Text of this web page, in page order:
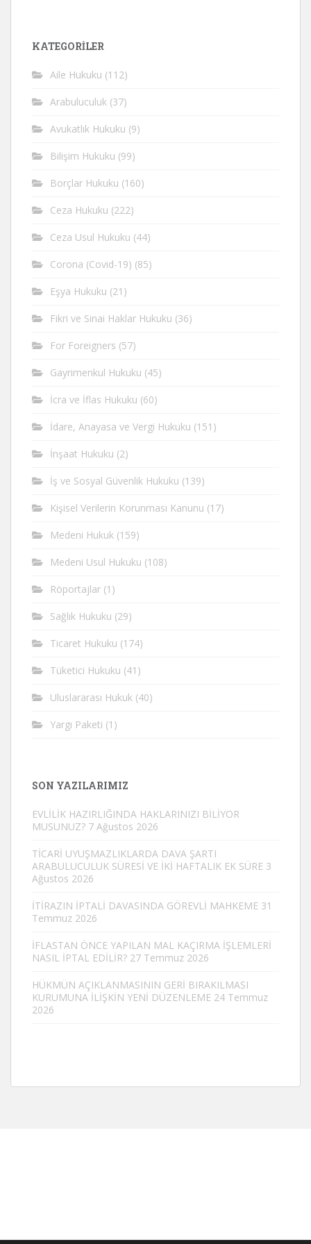
KATEGORİLER
Aile Hukuku (112)
Arabuluculuk (37)
Avukatlık Hukuku (9)
Bilişim Hukuku (99)
Borçlar Hukuku (160)
Ceza Hukuku (222)
Ceza Usul Hukuku (44)
Corona (Covid-19) (85)
Eşya Hukuku (21)
Fikri ve Sinai Haklar Hukuku (36)
For Foreigners (57)
Gayrimenkul Hukuku (45)
İcra ve İflas Hukuku (60)
İdare, Anayasa ve Vergi Hukuku (151)
İnşaat Hukuku (2)
İş ve Sosyal Güvenlik Hukuku (139)
Kişisel Verilerin Korunması Kanunu (17)
Medeni Hukuk (159)
Medeni Usul Hukuku (108)
Röportajlar (1)
Sağlık Hukuku (29)
Ticaret Hukuku (174)
Tüketici Hukuku (41)
Uluslararası Hukuk (40)
Yargı Paketi (1)
SON YAZILARIMIZ
EVLİLİK HAZIRLIĞINDA HAKLARINIZI BİLİYOR
MUSUNUZ? 7 Ağustos 2026
TİCARİ UYUŞMAZLIKLARDA DAVA ŞARTI
ARABULUCULUK SÜRESİ VE İKİ HAFTALIK EK SÜRE 3
Ağustos 2026
İTİRAZIN İPTALİ DAVASINDA GÖREVLİ MAHKEME 31
Temmuz 2026
İFLASTAN ÖNCE YAPILAN MAL KAÇIRMA İŞLEMLERİ
NASIL İPTAL EDİLİR? 27 Temmuz 2026
HÜKMÜN AÇIKLANMASININ GERİ BIRAKILMASI
KURUMUNA İLİŞKİN YENİ DÜZENLEME 24 Temmuz
2026